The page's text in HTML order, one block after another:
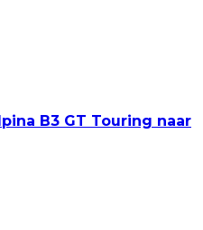
B3 GT Touring naar